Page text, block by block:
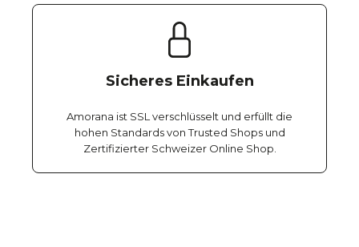
Sicheres Einkaufen
Amorana ist SSL verschlüsselt und erfüllt die
hohen Standards von Trusted Shops und
Zertifizierter Schweizer Online Shop.